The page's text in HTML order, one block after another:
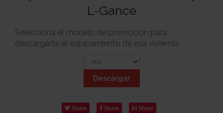
L-Gance
Selecciona el modelo de promoción para
descargarte el equipamiento de esa vivienda
Descargar
Share Share Share